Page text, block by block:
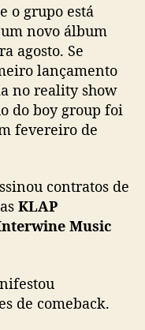
e
m
c
o
m
e
b
p
a
r
g
o
o grupo está
novo álbum
agosto. Se
lançamento
no reality show
do boy group foi
fevereiro de
contratos de
KLAP
Music
de comeback.